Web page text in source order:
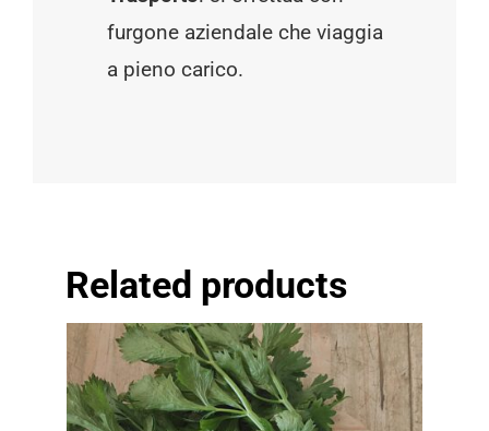
furgone aziendale che viaggia
a pieno carico.
Related products